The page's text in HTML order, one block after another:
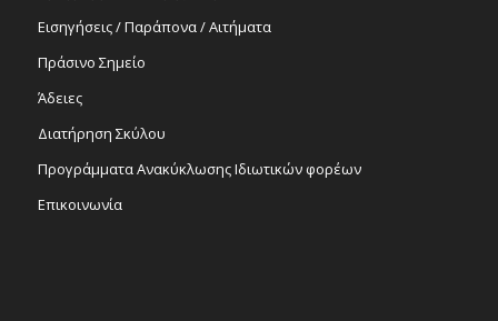
Εισηγήσεις / Παράπονα / Αιτήματα
Πράσινο Σημείο
Άδειες
Διατήρηση Σκύλου
Προγράμματα Ανακύκλωσης Ιδιωτικών φορέων
Επικοινωνία